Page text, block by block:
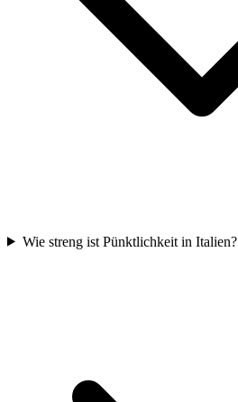
Wie streng ist Pünktlichkeit in Italien?